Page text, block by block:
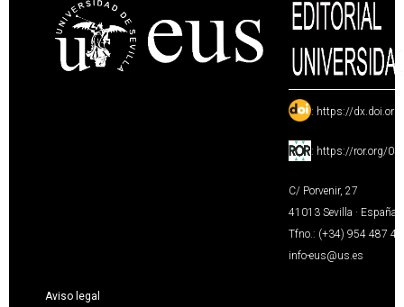
: https://
: https://ror.org/
C/ Porvenir, 27
41013 Sevilla · España
Tfno.: (+34) 954 487
info-eus@us.es
Aviso legal